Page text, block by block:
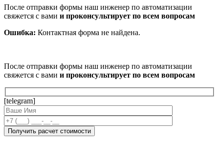
После отправки формы наш инженер по автоматизации
свяжется с вами и проконсультирует по всем вопросам
Ошибка: Контактная форма не найдена.
После отправки формы наш инженер по автоматизации
свяжется с вами и проконсультирует по всем вопросам
[telegram]